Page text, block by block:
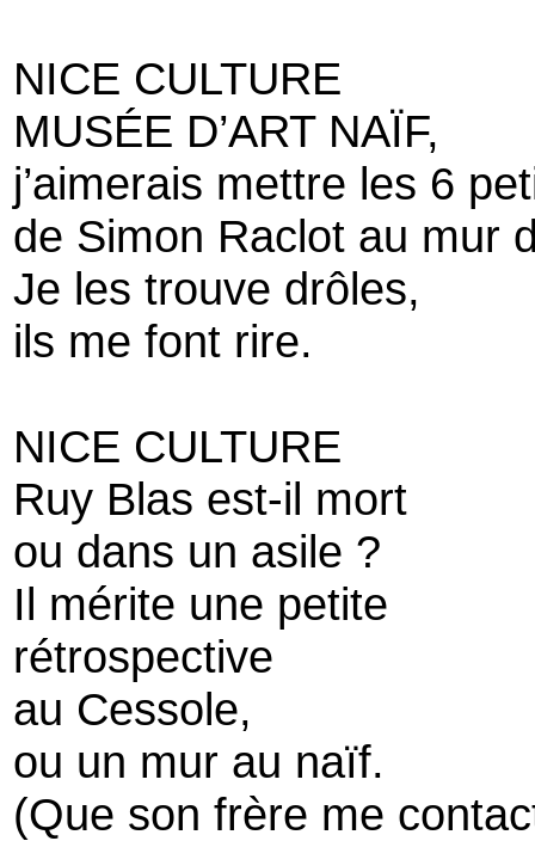
NICE CULTURE
MUSÉE D’ART NAÏF,
j’aimerais mettre les 6
de Simon Raclot au mur
Je les trouve drôles,
ils me font rire.
NICE CULTURE
Ruy Blas est-il mort
ou dans un asile ?
Il mérite une petite
rétrospective
au Cessole,
ou un mur au naïf.
(Que son frère me